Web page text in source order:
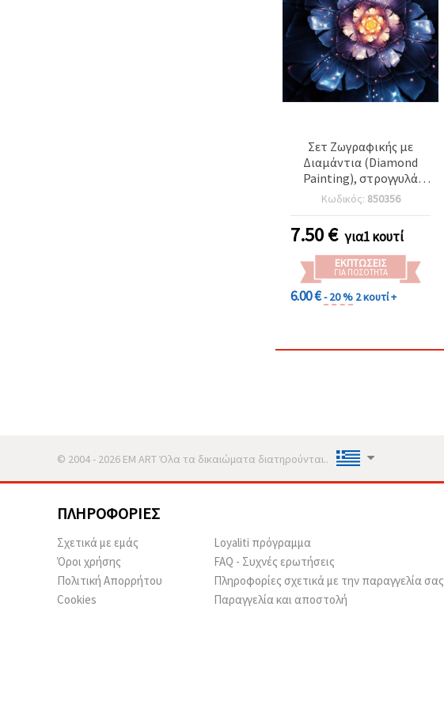
Σετ Ζωγραφικής με
Διαμάντια (Diamond
Painting), στρογγυλά
διαμαντάκια, 21x25 εκ.,
μερική κάλυψη - 3D
Λουλούδι, YSA1121, DIY
δώρο για παιδιά και
ενήλικες
Κωδικός: 850356
7.50€ για1 κουτί
ΕΚΠΤΏΣΕΙΣ
ΓΙΑ ΠΟΣΌΤΗΤΑ
6.00 €- 20 % 2 κουτί +
© 2004 - 2026 EM ART Όλα τα δικαιώματα διατηρούνται..
ΠΛΗΡΟΦΟΡΊΕΣ
Σχετικά με εμάς
Όροι χρήσης
Πολιτική Απορρήτου
Cookies
Loyaliti πρόγραμμα
FAQ - Συχνές ερωτήσεις
Πληροφορίες σχετικά με την παραγγελία σας
Παραγγελία και αποστολή